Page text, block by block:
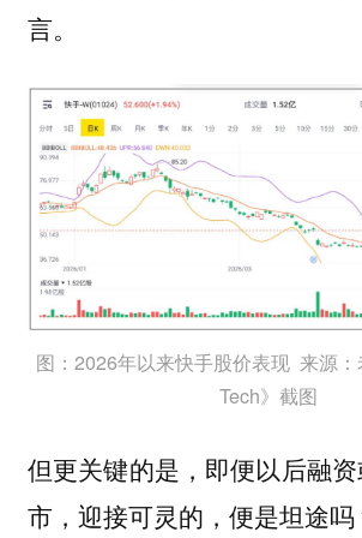
言。
图：2026年以来快手股价表现 来源
Tech》截图
但更关键的是，即便以后融
市，迎接可灵的，便是坦途吗